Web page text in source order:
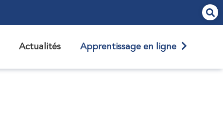
Actualités Apprentissage en ligne